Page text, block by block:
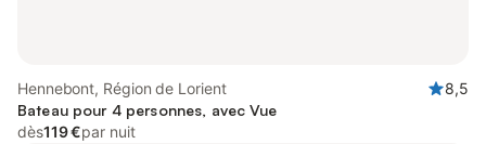
Hennebont, Région de Lorient
8,5
Bateau pour 4 personnes, avec Vue
dès119 €par nuit